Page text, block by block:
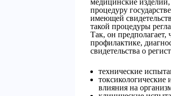
медицинские
процедуру
имеющей
такой процедуры
Так, он предполагает,
профилактике,
свидетельства о
технические
токсикологические
влияния на